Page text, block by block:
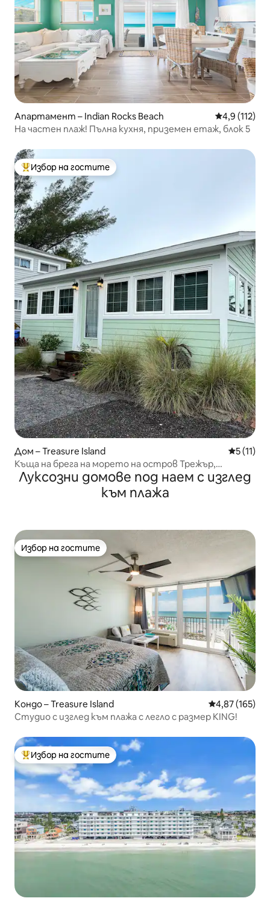
Апартамент – Indian Rocks Beach Средна
4,9 (112)
На частен плаж! Пълна кухня, приземен етаж, блок 5
Най-популярен избор на гостите
Избор на гостите
Дом – Treasure Island Средна
5 (11)
Къща на брега на морето на остров Трежър,
Флорида
Луксозни домове под наем с изглед
към плажа
Избор на гостите
Избор на гостите
Кондо – Treasure Island Средна
4,87 (165)
Студио с изглед към плажа с легло с размер KING!
Най-популярен избор на гостите
Избор на гостите